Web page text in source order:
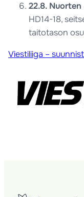
22.8.
HD14-18,
taitotason
Viestiliiga –